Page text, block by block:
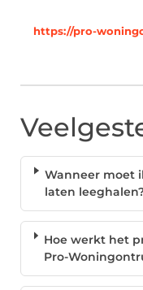
https://pro-
Wanneer moet
laten
Hoe werkt het
Pro-